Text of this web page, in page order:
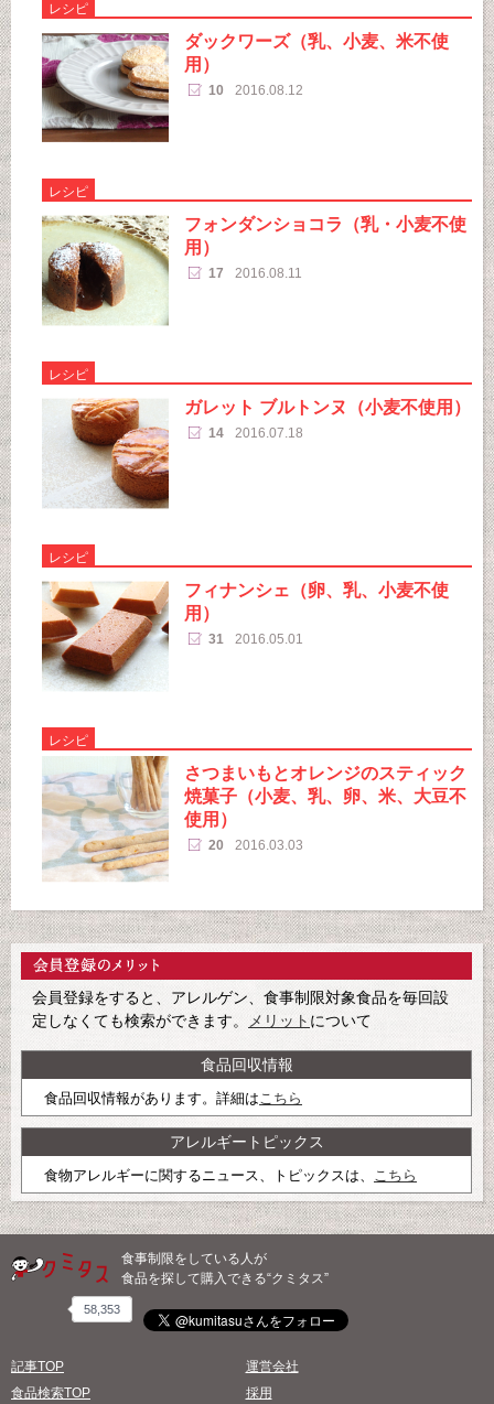
レシピ
ダックワーズ（乳、小麦、米不使
用）
10 2016.08.12
レシピ
フォンダンショコラ（乳・小麦不使
用）
17 2016.08.11
レシピ
ガレット ブルトンヌ（小麦不使用）
14 2016.07.18
レシピ
フィナンシェ（卵、乳、小麦不使
用）
31 2016.05.01
レシピ
さつまいもとオレンジのスティック
焼菓子（小麦、乳、卵、米、大豆不
使用）
20 2016.03.03
会員登録をすると、アレルゲン、食事制限対象食品を毎回設
定しなくても検索ができます。
メリット について
食品回収情報
食品回収情報があります。詳細はこちら
アレルギートピックス
食物アレルギーに関するニュース、トピックスは、 こちら
食事制限をしている人が
食品を探して購入できる“クミタス”
58,353
記事TOP
食品検索TOP
運営会社
採用